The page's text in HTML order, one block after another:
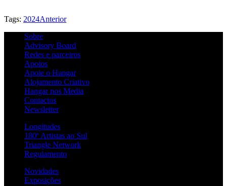
Tags: 2024Anterior
Sobre
Advisory Board
Redes e parceiros
Apoios
Apoie o Hangar
Alojamento Criativo
Hangar nos Media
Contactos
Newsletter
Longitudes
180º Artistas ao Sul
Triangle Network
Regulamento
Novidades
Exposições